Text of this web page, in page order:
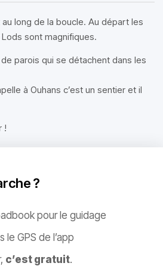
long de la boucle. Au départ les
sont magnifiques.
parois qui se détachent dans les
à Ouhans c’est un sentier et il
!
?
pour le guidage
le GPS de l’app
c’est gratuit.